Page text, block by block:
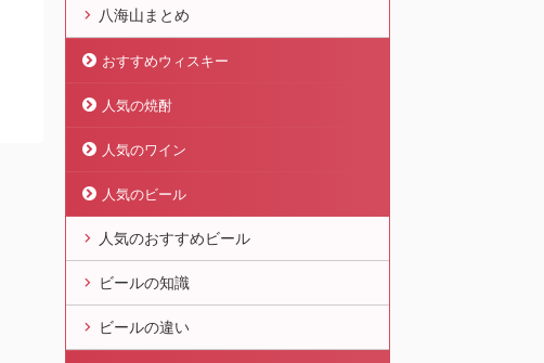
八海山まとめ
おすすめウィスキー
人気の焼酎
人気のワイン
人気のビール
人気のおすすめビール
ビールの知識
ビールの違い